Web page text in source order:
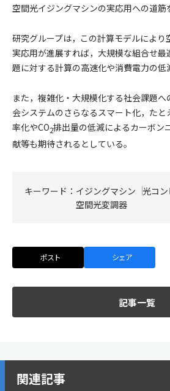
空間光イジングマシンの実応用への道筋
研究グループは，この計算モデルにより
実応用が進展すれば，大規模な組合せ
題に対する計算の高速化や消費電力の低
また，複雑化・大規模化する社会課題
会システムのさらなるスマート化，た
率化やCO2排出量の低減によるカーボン
献等も期待されるとしている。
キーワード： イジングマシン
光コ
空間光変調器
ポスト シェア
記事一覧
関連記事